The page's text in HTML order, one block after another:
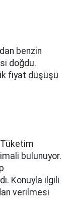
benzin
doğdu.
fiyat düşüşü
Tüketim
bulunuyor.
Konuyla ilgili
verilmesi